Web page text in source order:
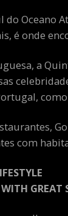
Oceano
é onde
a
como
com
GREAT